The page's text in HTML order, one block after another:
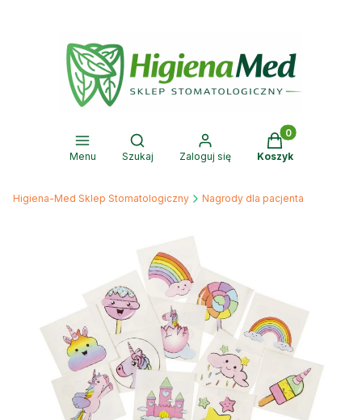
Menu
Otwórz wyszukiwarkę
Szukaj Zaloguj się
Produkty w
Koszyk
Higiena-Med Sklep Stomatologiczny Nagrody dla pacjenta